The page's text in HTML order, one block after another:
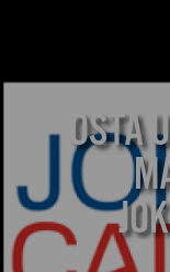
OSTA